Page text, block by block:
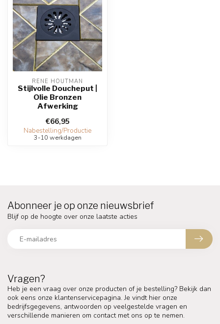
RENE HOUTMAN
Stijlvolle Doucheput |
Olie Bronzen
Afwerking
€66,95
Nabestelling/Productie
3-10 werkdagen
Vragen?
Heb je een vraag over onze producten of je bestelling? Bekijk dan
ook eens onze klantenservicepagina. Je vindt hier onze
bedrijfsgegevens, antwoorden op veelgestelde vragen en
verschillende manieren om contact met ons op te nemen.
Abonneer je op onze nieuwsbrief
Blijf op de hoogte over onze laatste acties